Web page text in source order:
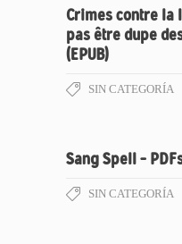
Crimes contre la
pas être dupe
(EPUB)
SIN CATEGORÍA
Sang Spell –
SIN CATEGORÍA